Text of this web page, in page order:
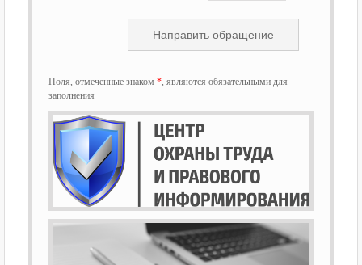
Поля, отмеченные знаком * , являются обязательными для
заполнения